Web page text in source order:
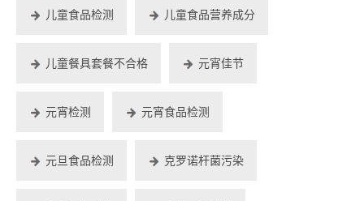
儿童食品检测 儿童食品营养成分
儿童餐具套餐不合格 元宵佳节
元宵检测 元宵食品检测
元旦食品检测 克罗诺杆菌污染